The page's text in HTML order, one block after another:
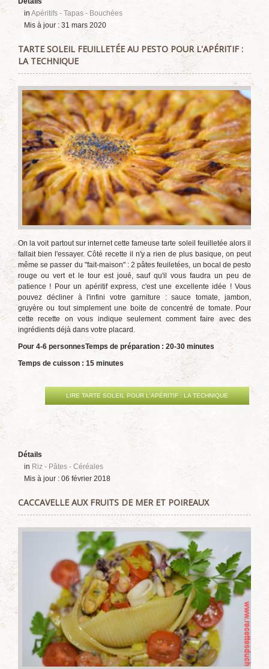
in Apéritifs - Tapas - Bouchées
Mis à jour : 31 mars 2020
TARTE SOLEIL FEUILLETÉE AU PESTO POUR L'APÉRITIF :
LA TECHNIQUE
On la voit partout sur internet cette fameuse tarte soleil feuilletée alors il
fallait bien l'essayer. Côté recette il n'y a rien de plus basique, on peut
même se passer du "fait-maison" : 2 pâtes feuiletées, un bocal de pesto
rouge ou vert et le tour est joué, sauf qu'il vous faudra un peu de
patience ! Pour un apéritif express, c'est une excellente idée ! Vous
pouvez décliner à l'infini votre garniture : sauce tomate, jambon,
gruyère ou tout simplement une boite de concentré de tomate. Pour
cette recette on vous indique seulement comment faire avec des
ingrédients déjà dans votre placard.
Pour 4-6 personnesTemps de préparation : 20-30 minutes
Temps de cuisson : 15 minutes
LIRE TARTE SOLEIL POUR L'APÉRITIF : LA TECHNIQUE
Détails
in Riz - Pâtes - Céréales
Mis à jour : 06 février 2018
CACCAVELLE AUX FRUITS DE MER ET POIREAUX